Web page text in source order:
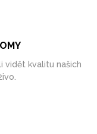
vidět kvalitu našich